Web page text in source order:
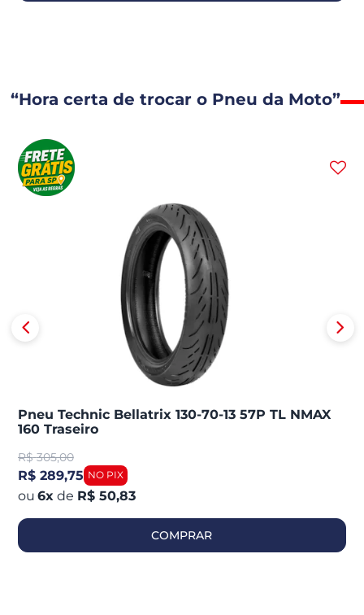
“Hora certa de trocar o Pneu da Moto”
Pneu Technic Bellatrix 130-70-13 57P TL NMAX
160 Traseiro
R$ 305,00
R$ 289,75
6x de R$ 50,83
COMPRAR